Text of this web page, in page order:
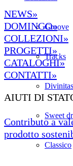
Groove
Tracks
Divinitas
Sweet
Classico
NEWS»
DOMINGO»
COLLEZIONI»
PROGETTI»
CATALOGHI»
CONTATTI»
AIUTI DI
Contributo a
prodotto